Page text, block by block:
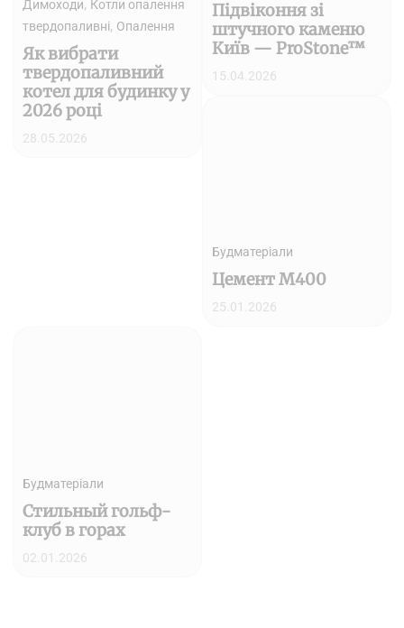
Димоходи, Котли опалення
твердопаливні, Опалення
Як вибрати
твердопаливний
котел для будинку у
2026 році
28.05.2026
Підвіконня зі
штучного каменю
Київ — ProStone™
15.04.2026
Будматеріали
Цемент М400
25.01.2026
Будматеріали
Стильный гольф-
клуб в горах
02.01.2026